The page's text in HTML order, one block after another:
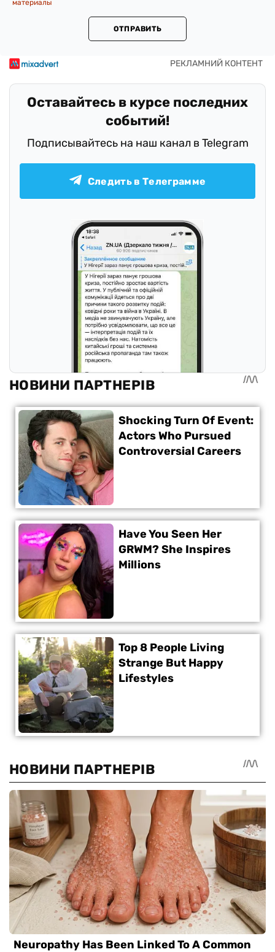
материалы
ОТПРАВИТЬ
Оставайтесь в курсе последних
событий!
Подписывайтесь на наш канал в Telegram
Следить в Телеграмме